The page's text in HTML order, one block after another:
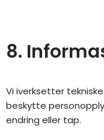
8.
Vi iverksetter
beskytte
endring eller tap.